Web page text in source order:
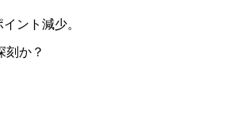
ント減少。
刻か？